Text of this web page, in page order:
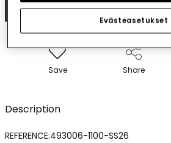
Add to cart
Save Share
Description
REFERENCE:493006-1100-SS26
Evästeasetukset